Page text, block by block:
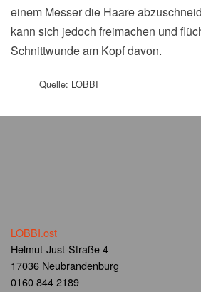
einem Messer die Haare
kann sich jedoch freimachen und
Schnittwunde am Kopf davon.
Quelle: LOBBI
LOBBI.ost
Helmut-Just-Straße 4
17036 Neubrandenburg
0160 844 2189